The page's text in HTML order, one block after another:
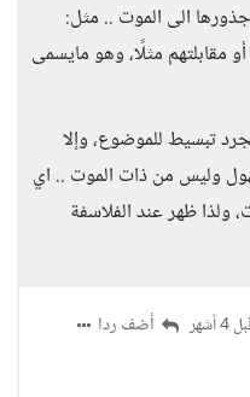
الى الموت .. مثل:
مقابلتهم مثلًا، وهو مايسمى
تبسيط للموضوع، وإلا
وليس من ذات الموت .. اي
ولذا ظهر عند الفلاسفة
أشهر أضف ردا